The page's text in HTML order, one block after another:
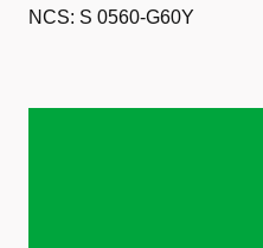
NCS: S 0560-G60Y